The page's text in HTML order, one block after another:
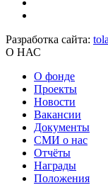
Разработка сайта:
О НАС
О фонде
Проекты
Новости
Вакансии
Документы
СМИ о нас
Отчёты
Награды
Положения